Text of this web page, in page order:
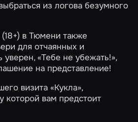
из логова безумного
(18+) в Тюмени также
для отчаянных и
уверен, «Тебе не убежать!»,
на представление!
визита«Кукла»,
которой вам предстоит